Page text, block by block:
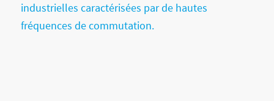
industrielles caractérisées par de hautes
fréquences de commutation.